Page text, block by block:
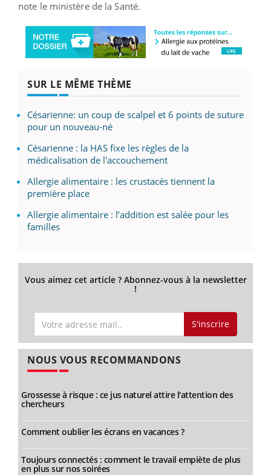
note le ministère de la Santé.
SUR LE MÊME THÈME
Césarienne: un coup de scalpel et 6 points de suture
pour un nouveau-né
Césarienne : la HAS fixe les règles de la
médicalisation de l'accouchement
Allergie alimentaire : les crustacés tiennent la
première place
Allergie alimentaire : l’addition est salée pour les
familles
Vous aimez cet article ? Abonnez-vous à la newsletter
!
S'inscrire
NOUS VOUS RECOMMANDONS
Grossesse à risque : ce jus naturel attire l'attention des
chercheurs
Comment oublier les écrans en vacances ?
Toujours connectés : comment le travail empiète de plus
en plus sur nos soirées